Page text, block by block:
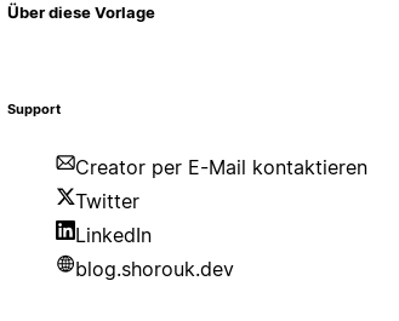
Über diese Vorlage
Support
Creator per E-Mail kontaktieren
Twitter
LinkedIn
blog.shorouk.dev